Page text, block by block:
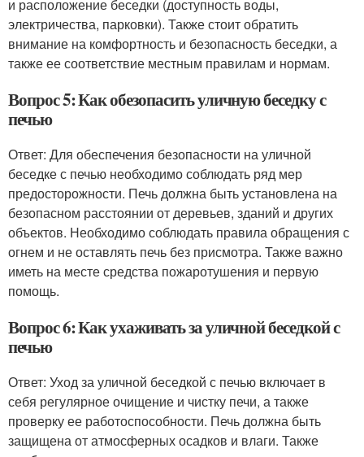
и расположение беседки (доступность воды,
электричества, парковки). Также стоит обратить
внимание на комфортность и безопасность беседки, а
также ее соответствие местным правилам и нормам.
Вопрос 5: Как обезопасить уличную беседку с
печью
Ответ: Для обеспечения безопасности на уличной
беседке с печью необходимо соблюдать ряд мер
предосторожности. Печь должна быть установлена на
безопасном расстоянии от деревьев, зданий и других
объектов. Необходимо соблюдать правила обращения с
огнем и не оставлять печь без присмотра. Также важно
иметь на месте средства пожаротушения и первую
помощь.
Вопрос 6: Как ухаживать за уличной беседкой с
печью
Ответ: Уход за уличной беседкой с печью включает в
себя регулярное очищение и чистку печи, а также
проверку ее работоспособности. Печь должна быть
защищена от атмосферных осадков и влаги. Также